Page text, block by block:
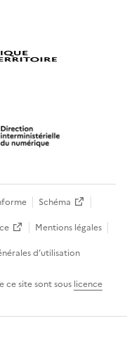
Schéma
Mentions légales
d’utilisation
ce site sont sous licence